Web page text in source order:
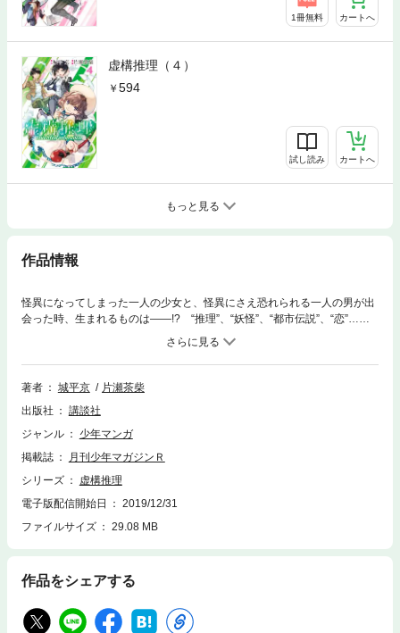
1冊無料 カートへ
虚構推理（４）
594
試し読み カートへ
もっと見る
作品情報
怪異になってしまった一人の少女と、怪異にさえ恐れられる一人の男が出
会った時、生まれるものは――!? “推理”、“妖怪”、“都市伝説”、“恋”……
予測不可能な物語が幕を開ける!!
著者 城平京
片瀬茶柴
出版社
講談社
ジャンル
少年マンガ
掲載誌
月刊少年マガジンＲ
シリーズ
虚構推理
電子版配信開始日
2019/12/31
ファイルサイズ
29.08 MB
作品をシェアする